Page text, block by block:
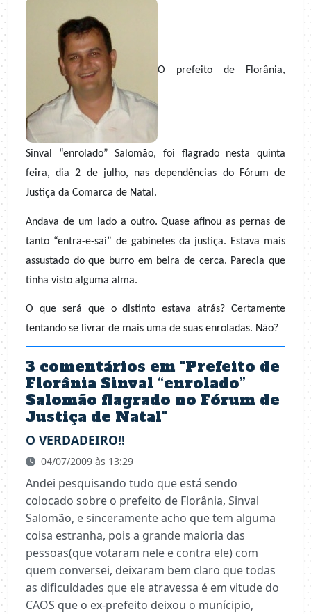
O prefeito de Florânia,
Sinval “enrolado” Salomão, foi flagrado nesta quinta
feira, dia 2 de julho, nas dependências do Fórum de
Justiça da Comarca de Natal.
Andava de um lado a outro. Quase afinou as pernas de
tanto “entra-e-sai” de gabinetes da justiça. Estava mais
assustado do que burro em beira de cerca. Parecia que
tinha visto alguma alma.
O que será que o distinto estava atrás? Certamente
tentando se livrar de mais uma de suas enroladas. Não?
3 comentários em "Prefeito de
Florânia Sinval “enrolado”
Salomão flagrado no Fórum de
Justiça de Natal"
O VERDADEIRO!!
04/07/2009 às 13:29
Andei pesquisando tudo que está sendo
colocado sobre o prefeito de Florânia, Sinval
Salomão, e sinceramente acho que tem alguma
coisa estranha, pois a grande maioria das
pessoas(que votaram nele e contra ele) com
quem conversei, deixaram bem claro que todas
as dificuldades que ele atravessa é em vitude do
CAOS que o ex-prefeito deixou o munícipio,